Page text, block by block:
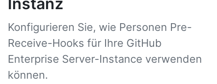
Konfigurieren Sie, wie Personen Pre-
Receive-Hooks für Ihre GitHub
Enterprise Server-Instance verwenden
können.